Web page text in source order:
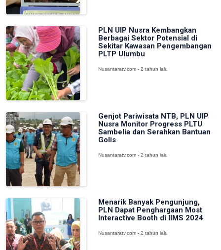
PLN UIP Nusra Kembangkan
Berbagai Sektor Potensial di
Sekitar Kawasan Pengembangan
PLTP Ulumbu
Nusantaratv.com - 2 tahun lalu
Genjot Pariwisata NTB, PLN UIP
Nusra Monitor Progress PLTU
Sambelia dan Serahkan Bantuan
Golis
Nusantaratv.com - 2 tahun lalu
Menarik Banyak Pengunjung,
PLN Dapat Penghargaan Most
Interactive Booth di IIMS 2024
Nusantaratv.com - 2 tahun lalu